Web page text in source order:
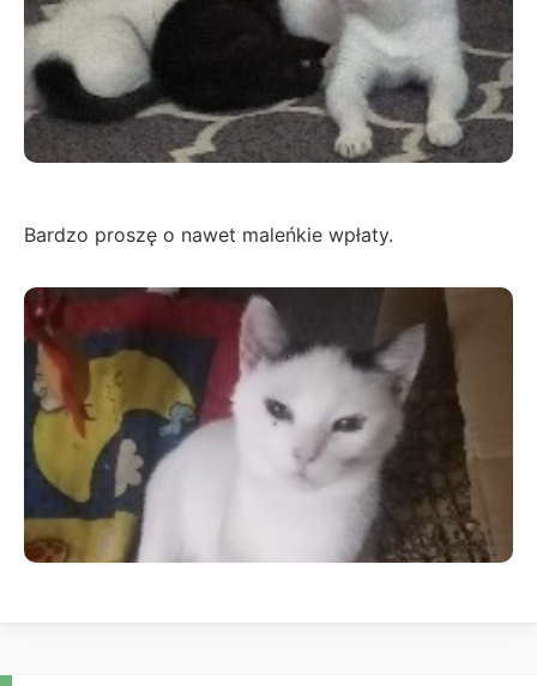
Bardzo proszę o nawet maleńkie wpłaty.